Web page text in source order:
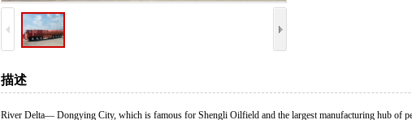
描述
River Delta— Dongying City, which is famous for Shengli Oilfield and the largest manufacturing hub of